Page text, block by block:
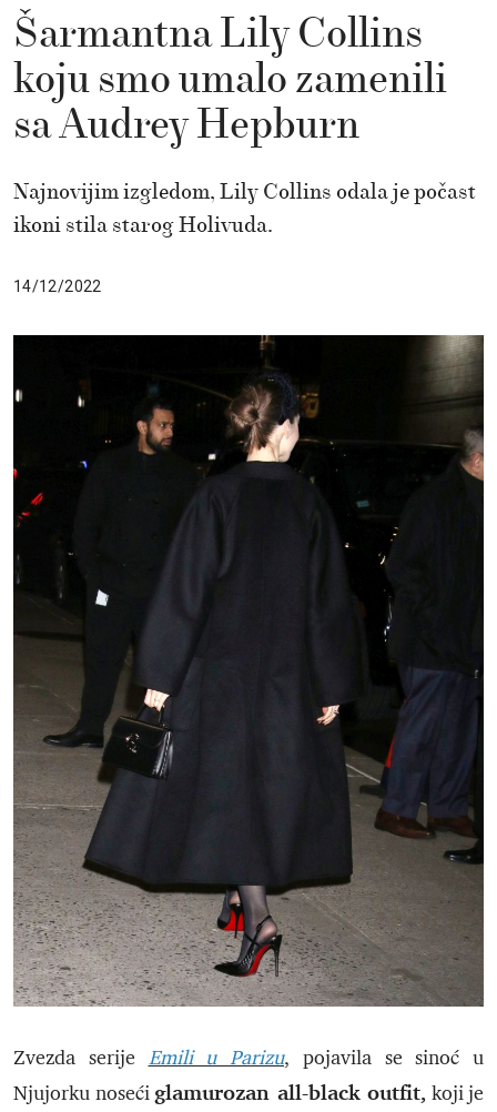
Šarmantna Lily Collins
koju smo umalo zamenili
sa Audrey Hepburn
Najnovijim izgledom, Lily Collins odala je počast
ikoni stila starog Holivuda.
14/12/2022
Zvezda serije Emili u Parizu, pojavila se sinoć u
Njujorku noseći glamurozan all-black outfit, koji je